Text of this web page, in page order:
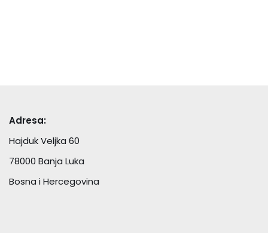
Adresa:
Hajduk Veljka 60
78000 Banja Luka
Bosna i Hercegovina